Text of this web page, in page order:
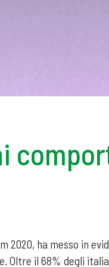
2020, ha messo in
Oltre il 68% degli